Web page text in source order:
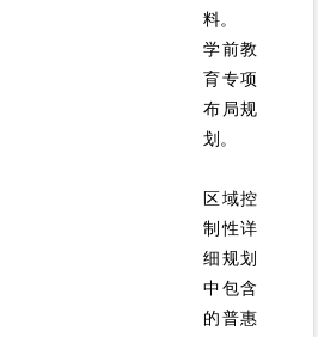
料。
学前教
育专项
布局规
划。
区域控
制性详
细规划
中包含
的普惠